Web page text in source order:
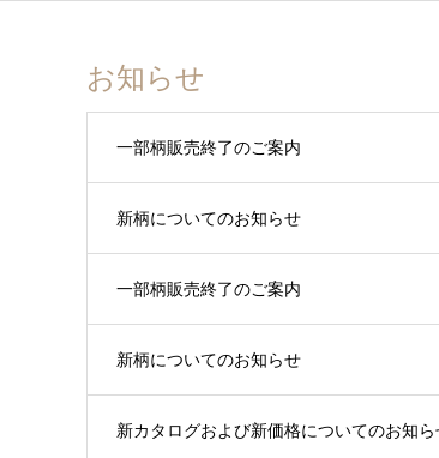
お知らせ
一部柄販売終了のご案内
新柄についてのお知らせ
一部柄販売終了のご案内
新柄についてのお知らせ
新カタログおよび新価格についてのお知ら